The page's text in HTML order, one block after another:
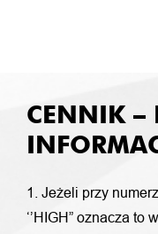
CENNIK –
1. Jeżeli przy
‘’HIGH” oznacza to